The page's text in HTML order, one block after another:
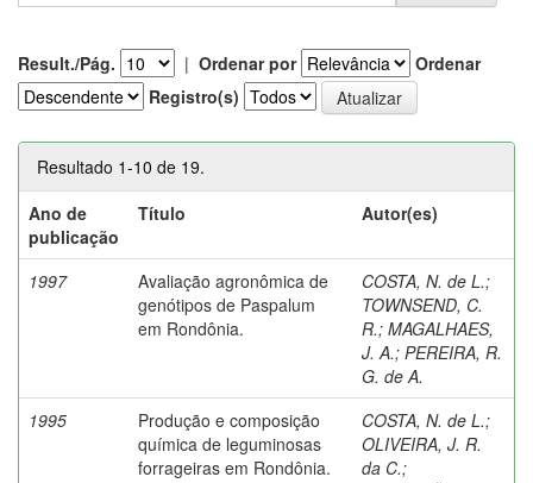
Result./Pág. | Ordenar por
Ordenar
Registro(s)
Resultado 1-10 de 19.
Ano de
publicação
Título Autor(es)
1997
Avaliação agronômica de
genótipos de Paspalum
em Rondônia.
COSTA, N. de L.;
TOWNSEND, C.
R.; MAGALHAES,
J. A.; PEREIRA, R.
G. de A.
1995
Produção e composição
química de leguminosas
forrageiras em Rondônia.
COSTA, N. de L.;
OLIVEIRA, J. R.
da C.;